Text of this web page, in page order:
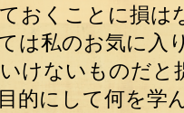
おくことに損は
は私のお気に入
けないものだと
的にして何を学